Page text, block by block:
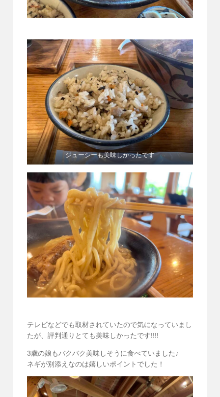
ジューシーも美味しかったです
テレビなどでも取材されていたので気になっていまし
たが、評判通りとても美味しかったです!!!!
3歳の娘もバクバク美味しそうに食べていました♪
ネギが別添えなのは嬉しいポイントでした！